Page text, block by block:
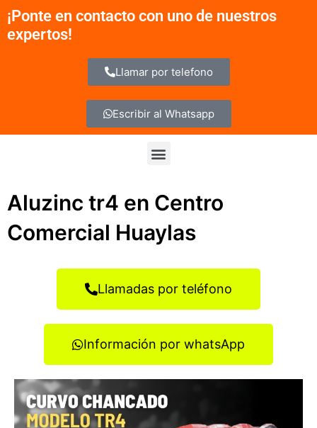
contenido
¡Ponte en contacto con uno de nuestros
expertos!
Llamar por telefono
Escribir al Whatsapp
Menu
Aluzinc tr4 en Centro
Comercial Huaylas
Llamadas por teléfono
Información por whatsApp